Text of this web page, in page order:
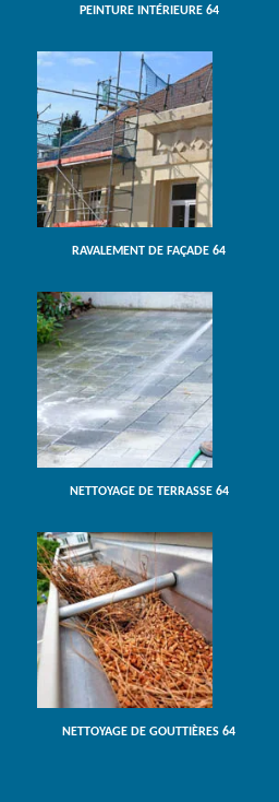
PEINTURE INTÉRIEURE 64
RAVALEMENT DE FAÇADE 64
NETTOYAGE DE TERRASSE 64
NETTOYAGE DE GOUTTIÈRES 64